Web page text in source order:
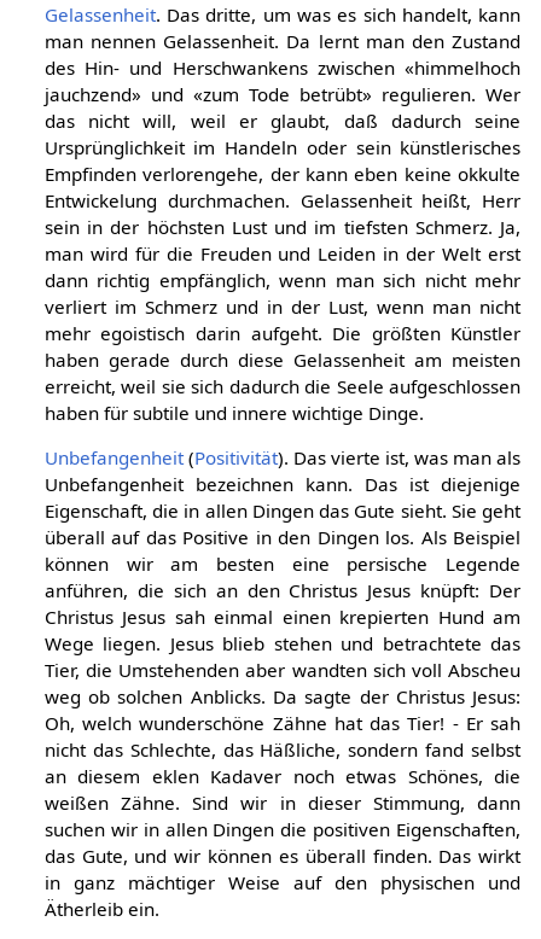
Gelassenheit. Das dritte, um was es sich handelt, kann
man nennen Gelassenheit. Da lernt man den Zustand
des Hin- und Herschwankens zwischen «himmelhoch
jauchzend» und «zum Tode betrübt» regulieren. Wer
das nicht will, weil er glaubt, daß dadurch seine
Ursprünglichkeit im Handeln oder sein künstlerisches
Empfinden verlorengehe, der kann eben keine okkulte
Entwickelung durchmachen. Gelassenheit heißt, Herr
sein in der höchsten Lust und im tiefsten Schmerz. Ja,
man wird für die Freuden und Leiden in der Welt erst
dann richtig empfänglich, wenn man sich nicht mehr
verliert im Schmerz und in der Lust, wenn man nicht
mehr egoistisch darin aufgeht. Die größten Künstler
haben gerade durch diese Gelassenheit am meisten
erreicht, weil sie sich dadurch die Seele aufgeschlossen
haben für subtile und innere wichtige Dinge.
Unbefangenheit(Positivität). Das vierte ist, was man als
Unbefangenheit bezeichnen kann. Das ist diejenige
Eigenschaft, die in allen Dingen das Gute sieht. Sie geht
überall auf das Positive in den Dingen los. Als Beispiel
können wir am besten eine persische Legende
anführen, die sich an den Christus Jesus knüpft: Der
Christus Jesus sah einmal einen krepierten Hund am
Wege liegen. Jesus blieb stehen und betrachtete das
Tier, die Umstehenden aber wandten sich voll Abscheu
weg ob solchen Anblicks. Da sagte der Christus Jesus:
Oh, welch wunderschöne Zähne hat das Tier! - Er sah
nicht das Schlechte, das Häßliche, sondern fand selbst
an diesem eklen Kadaver noch etwas Schönes, die
weißen Zähne. Sind wir in dieser Stimmung, dann
suchen wir in allen Dingen die positiven Eigenschaften,
das Gute, und wir können es überall finden. Das wirkt
in ganz mächtiger Weise auf den physischen und
Ätherleib ein.